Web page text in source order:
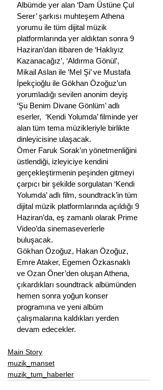
Albümde yer alan ‘Dam Üstüne Çul
Serer’ şarkısı muhteşem Athena
yorumu ile tüm dijital müzik
platformlarında yer aldıktan sonra 9
Haziran’dan itibaren de ‘Haklıyız
Kazanacağız’, ‘Aldırma Gönül’,
Mikail Aslan ile ‘Mel Şi’ ve Mustafa
İpekçioğlu ile Gökhan Özoğuz’un
yorumladığı sevilen anonim deyiş
‘Şu Benim Divane Gönlüm’ adlı
eserler,  ‘Kendi Yolumda’ filminde yer
alan tüm tema müzikleriyle birlikte
dinleyicisine ulaşacak.
Ömer Faruk Sorak’ın yönetmenliğini
üstlendiği, izleyiciye kendini
gerçekleştirmenin peşinden gitmeyi
çarpıcı bir şekilde sorgulatan ‘Kendi
Yolumda’ adlı film, soundtrack’in tüm
dijital müzik platformlarında açıldığı 9
Haziran’da, eş zamanlı olarak Prime
Video’da sinemaseverlerle
buluşacak.
Gökhan Özoğuz, Hakan Özoğuz,
Emre Ataker, Egemen Özkasnaklı
ve Ozan Öner’den oluşan Athena,
çıkardıkları soundtrack albümünden
hemen sonra yoğun konser
programına ve yeni albüm
çalışmalarına kaldıkları yerden
devam edecekler.
Main Story
muzik_manset
muzik_tum_haberler